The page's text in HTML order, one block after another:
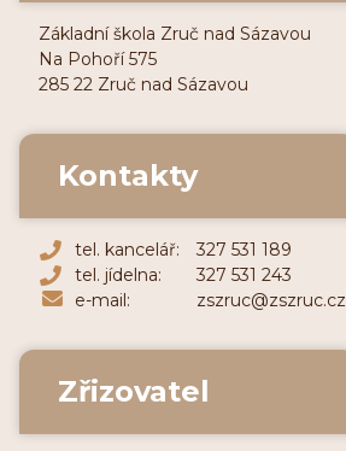
Základní škola Zruč nad Sázavou
Na Pohoří 575
285 22 Zruč nad Sázavou
Kontakty
tel. kancelář:
327 531 189
tel. jídelna:
327 531 243
e-mail:
zszruc@zszruc.cz
Zřizovatel